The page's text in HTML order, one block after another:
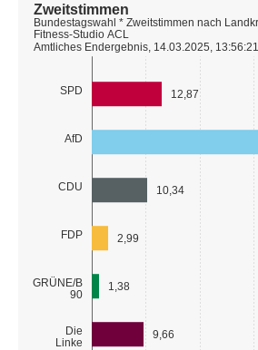
SPD
AfD
CDU
FDP
GRÜNE/B
90
Die
Linke
12,87
10,34
2,99
1,38
9,66
Zweitstimmen
Bundestagswahl * Zweitstimmen nach
Fitness-Studio ACL
Amtliches Endergebnis, 14.03.2025, 13:56:21